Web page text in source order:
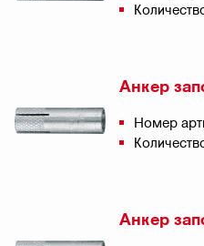
Анкер
Номер
Анкер